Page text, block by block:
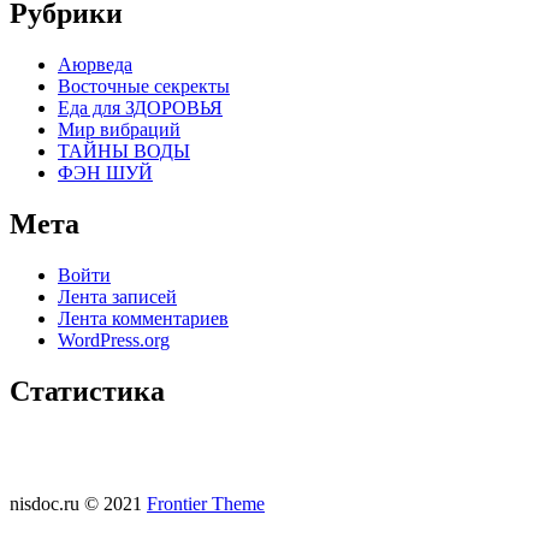
Рубрики
Аюрведа
Восточные секректы
Еда для ЗДОРОВЬЯ
Мир вибраций
ТАЙНЫ ВОДЫ
ФЭН ШУЙ
Мета
Войти
Лента записей
Лента комментариев
WordPress.org
Статистика
nisdoc.ru © 2021 Frontier Theme